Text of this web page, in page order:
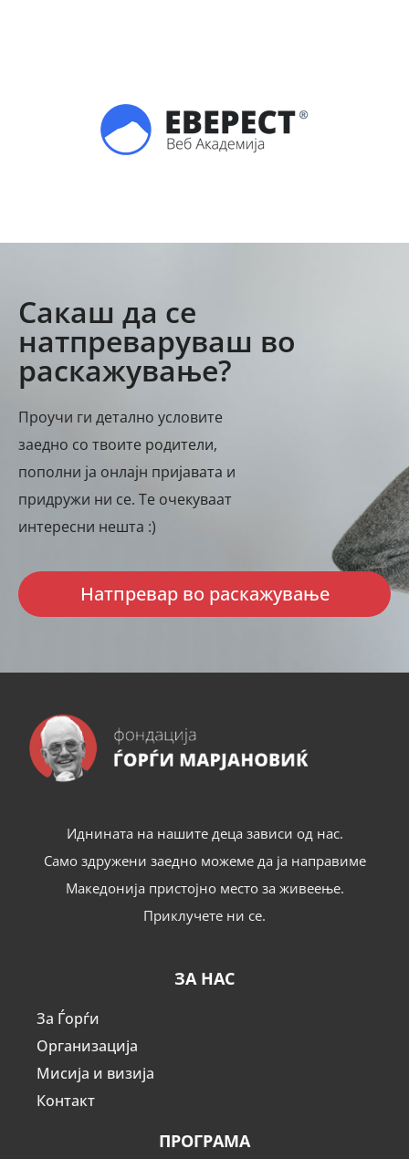
Сакаш да се
натпреваруваш во
раскажување?
Проучи ги детално условите
заедно со твоите родители,
пополни ја онлајн пријавата и
придружи ни се. Те очекуваат
интересни нешта :)
Натпревар во раскажување
Иднината на нашите деца зависи од нас.
Само здружени заедно можеме да ја направиме
Македонија пристојно место за живеење.
Приклучете ни се.
ЗА НАС
За Ѓорѓи
Организација
Мисија и визија
Контакт
ПРОГРАМА